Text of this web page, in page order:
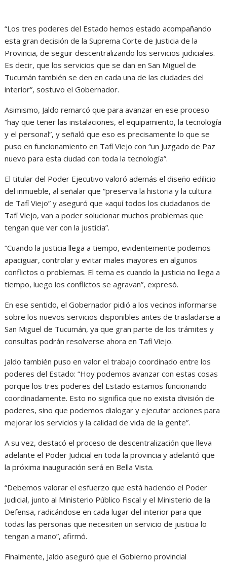
“Los tres poderes del Estado hemos estado acompañando
esta gran decisión de la Suprema Corte de Justicia de la
Provincia, de seguir descentralizando los servicios judiciales.
Es decir, que los servicios que se dan en San Miguel de
Tucumán también se den en cada una de las ciudades del
interior”, sostuvo el Gobernador.
Asimismo, Jaldo remarcó que para avanzar en ese proceso
“hay que tener las instalaciones, el equipamiento, la tecnología
y el personal”, y señaló que eso es precisamente lo que se
puso en funcionamiento en Tafí Viejo con “un Juzgado de Paz
nuevo para esta ciudad con toda la tecnología”.
El titular del Poder Ejecutivo valoró además el diseño edilicio
del inmueble, al señalar que “preserva la historia y la cultura
de Tafí Viejo” y aseguró que «aquí todos los ciudadanos de
Tafí Viejo, van a poder solucionar muchos problemas que
tengan que ver con la justicia”.
“Cuando la justicia llega a tiempo, evidentemente podemos
apaciguar, controlar y evitar males mayores en algunos
conflictos o problemas. El tema es cuando la justicia no llega a
tiempo, luego los conflictos se agravan”, expresó.
En ese sentido, el Gobernador pidió a los vecinos informarse
sobre los nuevos servicios disponibles antes de trasladarse a
San Miguel de Tucumán, ya que gran parte de los trámites y
consultas podrán resolverse ahora en Tafí Viejo.
Jaldo también puso en valor el trabajo coordinado entre los
poderes del Estado: “Hoy podemos avanzar con estas cosas
porque los tres poderes del Estado estamos funcionando
coordinadamente. Esto no significa que no exista división de
poderes, sino que podemos dialogar y ejecutar acciones para
mejorar los servicios y la calidad de vida de la gente”.
A su vez, destacó el proceso de descentralización que lleva
adelante el Poder Judicial en toda la provincia y adelantó que
la próxima inauguración será en Bella Vista.
“Debemos valorar el esfuerzo que está haciendo el Poder
Judicial, junto al Ministerio Público Fiscal y el Ministerio de la
Defensa, radicándose en cada lugar del interior para que
todas las personas que necesiten un servicio de justicia lo
tengan a mano”, afirmó.
Finalmente, Jaldo aseguró que el Gobierno provincial